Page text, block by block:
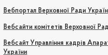
Вебпортал Верховної Ради
Вебсайти комітетів Верховної
Вебсайт Управління кадрів
України